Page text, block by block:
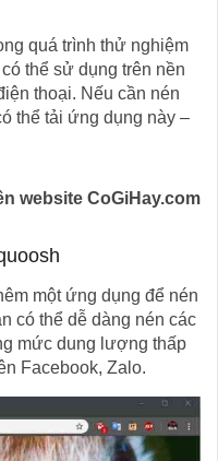
quá trình thử nghiệm
thể sử dụng trên nền
thoại. Nếu cần nén
thể tải ứng dụng này –
website CoGiHay.com
một ứng dụng để nén
có thể dễ dàng nén các
mức dung lượng thấp
Facebook, Zalo.